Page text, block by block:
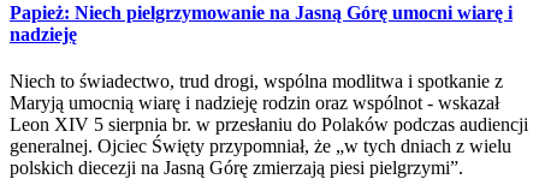
Papież: Niech pielgrzymowanie na Jasną Górę umocni wiarę i
nadzieję
Niech to świadectwo, trud drogi, wspólna modlitwa i spotkanie z
Maryją umocnią wiarę i nadzieję rodzin oraz wspólnot - wskazał
Leon XIV 5 sierpnia br. w przesłaniu do Polaków podczas audiencji
generalnej. Ojciec Święty przypomniał, że „w tych dniach z wielu
polskich diecezji na Jasną Górę zmierzają piesi pielgrzymi”.